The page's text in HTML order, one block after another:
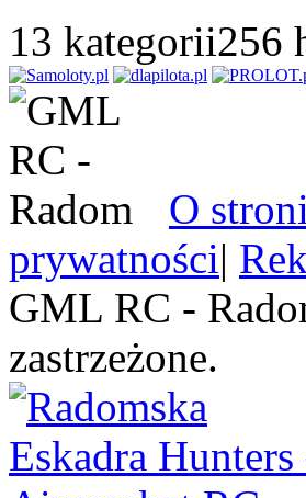
13 kategorii256
O
prywatności|
GML RC -
zastrzeżone.